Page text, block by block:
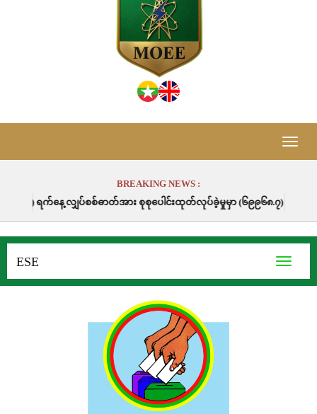
Toggle
BREAKING NEWS :
ျှပ်စစ်ဓာတ်အား စုစုပေါင်းထုတ်လုပ်ခဲ့မှုမှာ (၆၉၉၆၈.၇) မဂ္ဂါဝပ်နာရီဖြစ်ပါသ
Toggle
ESE